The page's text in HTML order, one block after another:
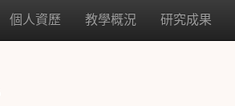
個人資歷 教學概況 研究成果